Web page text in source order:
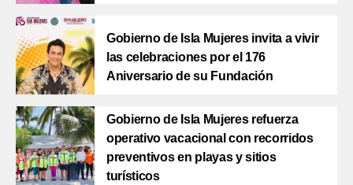
Gobierno de Isla Mujeres invita a vivir
las celebraciones por el 176
Aniversario de su Fundación
Gobierno de Isla Mujeres refuerza
operativo vacacional con recorridos
preventivos en playas y sitios
turísticos